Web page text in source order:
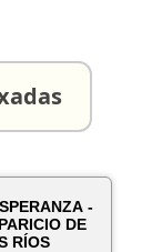
-
DE
RÍOS